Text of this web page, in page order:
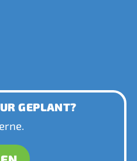
GEPLANT?